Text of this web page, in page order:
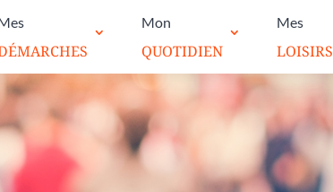
Mon
QUOTIDIEN
Mes
LOISIRS